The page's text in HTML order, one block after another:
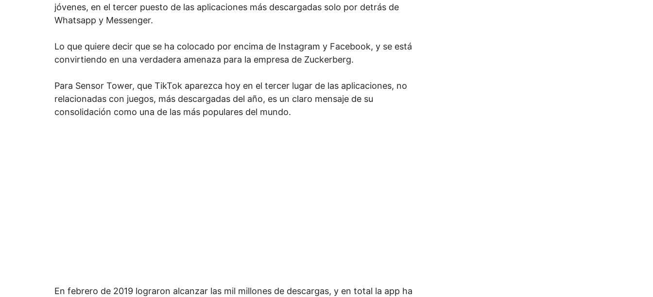
jóvenes, en el tercer puesto de las aplicaciones más descargadas solo por detrás de
Whatsapp y Messenger.
Lo que quiere decir que se ha colocado por encima de Instagram y Facebook, y se está
convirtiendo en una verdadera amenaza para la empresa de Zuckerberg.
Para Sensor Tower, que TikTok aparezca hoy en el tercer lugar de las aplicaciones, no
relacionadas con juegos, más descargadas del año, es un claro mensaje de su
consolidación como una de las más populares del mundo.
En febrero de 2019 lograron alcanzar las mil millones de descargas, y en total la app ha